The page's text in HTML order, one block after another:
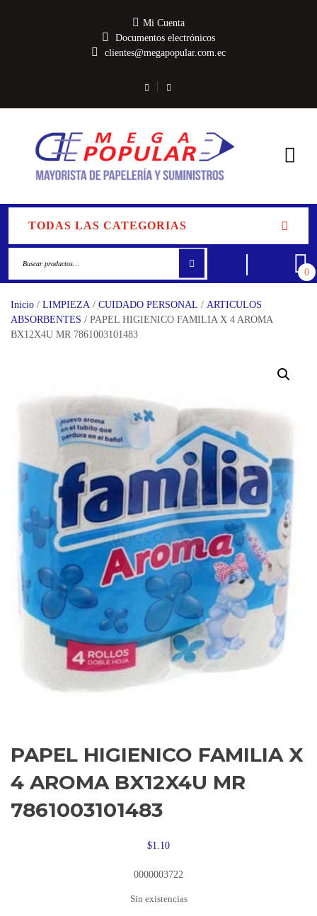
Mi Cuenta
Documentos electrónicos
clientes@megapopular.com.ec
TODAS LAS CATEGORIAS
0
Inicio / LIMPIEZA / CUIDADO PERSONAL / ARTICULOS
ABSORBENTES / PAPEL HIGIENICO FAMILIA X 4 AROMA
BX12X4U MR 7861003101483
PAPEL HIGIENICO FAMILIA X
4 AROMA BX12X4U MR
7861003101483
$1.10
0000003722
Sin existencias